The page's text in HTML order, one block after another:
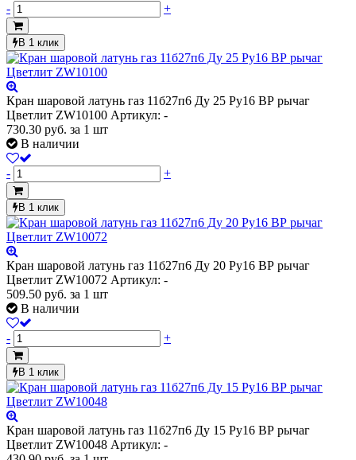
- +
В 1 клик
Кран шаровой латунь газ 11б27п6 Ду 25 Ру16 ВР рычаг
Цветлит ZW10100 Артикул: -
730.30 руб. за 1 шт
В наличии
- +
В 1 клик
Кран шаровой латунь газ 11б27п6 Ду 20 Ру16 ВР рычаг
Цветлит ZW10072 Артикул: -
509.50 руб. за 1 шт
В наличии
- +
В 1 клик
Кран шаровой латунь газ 11б27п6 Ду 15 Ру16 ВР рычаг
Цветлит ZW10048 Артикул: -